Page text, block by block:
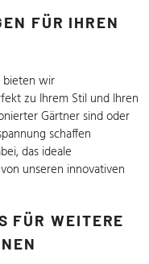
FÜR IHREN
bieten wir
zu Ihrem Stil und Ihren
Gärtner sind oder
schaffen
das ideale
unseren innovativen
FÜR WEITERE